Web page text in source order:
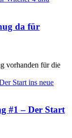
da für
vorhanden für die
#1 – Der Start